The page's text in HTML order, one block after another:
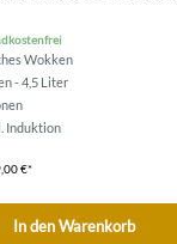
Wokken
- 4,5 Liter
Induktion
€*
In den Warenkorb